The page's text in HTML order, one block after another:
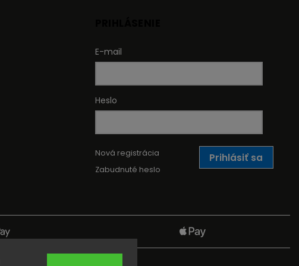
E-mail
Heslo
Prihlásiť sa
Nová registrácia
Zabudnuté heslo